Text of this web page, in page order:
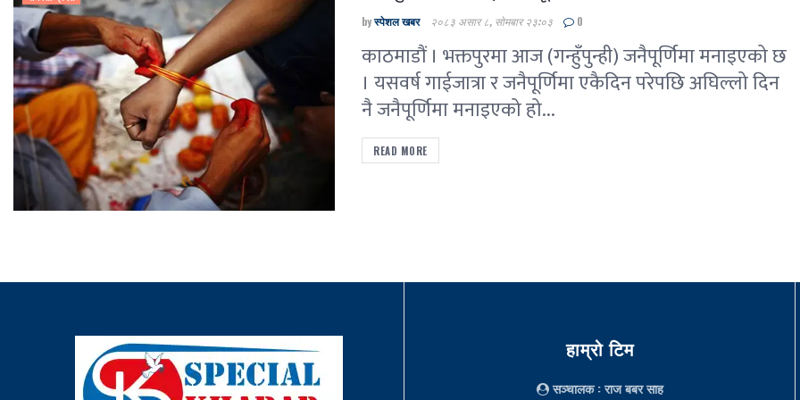
byस्पेशल खबर २०८३ असार ८, सोमबार २३:०३ 0
काठमाडौं । भक्तपुरमा आज (गन्हुँपुन्ही) जनैपूर्णिमा मनाइएको छ
। यसवर्ष गाईजात्रा र जनैपूर्णिमा एकैदिन परेपछि अघिल्लो दिन
नै जनैपूर्णिमा मनाइएको हो...
READ MORE
हाम्रो टिम
सञ्चालक: राज बबर साह